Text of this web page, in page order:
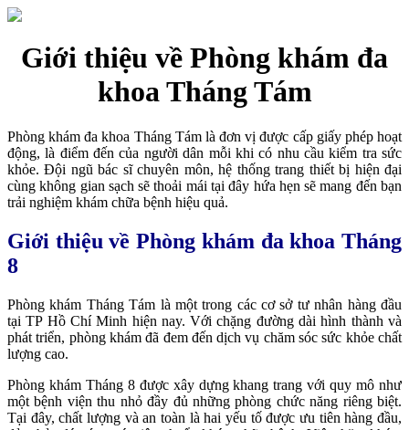
Giới thiệu về Phòng khám đa
khoa Tháng Tám
Phòng khám đa khoa Tháng Tám là đơn vị được cấp giấy phép hoạt
động, là điểm đến của người dân mỗi khi có nhu cầu kiểm tra sức
khỏe. Đội ngũ bác sĩ chuyên môn, hệ thống trang thiết bị hiện đại
cùng không gian sạch sẽ thoải mái tại đây hứa hẹn sẽ mang đến bạn
trải nghiệm khám chữa bệnh hiệu quả.
Giới thiệu về Phòng khám đa khoa Tháng
8
Phòng khám Tháng Tám là một trong các cơ sở tư nhân hàng đầu
tại TP Hồ Chí Minh hiện nay. Với chặng đường dài hình thành và
phát triển, phòng khám đã đem đến dịch vụ chăm sóc sức khỏe chất
lượng cao.
Phòng khám Tháng 8 được xây dựng khang trang với quy mô như
một bệnh viện thu nhỏ đầy đủ những phòng chức năng riêng biệt.
Tại đây, chất lượng và an toàn là hai yếu tố được ưu tiên hàng đầu,